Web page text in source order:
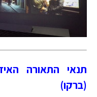
תנאי התאורה
(ברקו)